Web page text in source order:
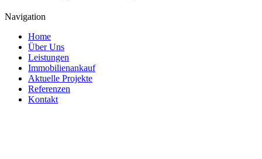
Navigation
Home
Über Uns
Leistungen
Immobilienankauf
Aktuelle Projekte
Referenzen
Kontakt